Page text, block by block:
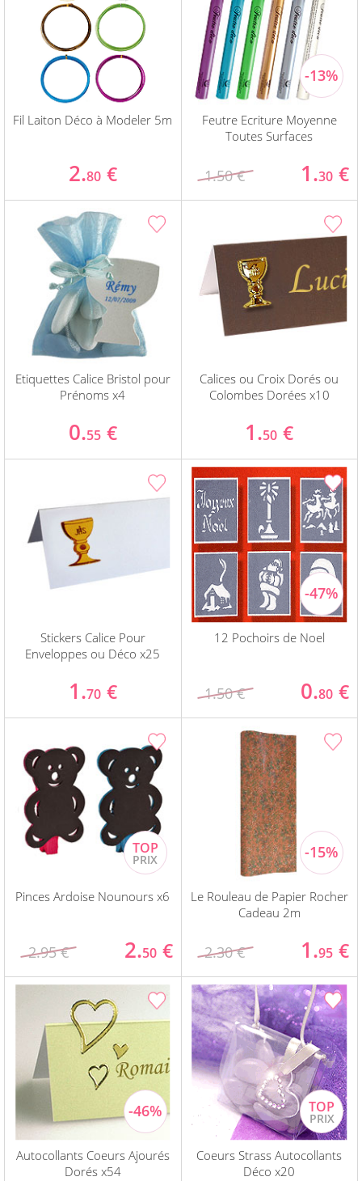
Fil Laiton Déco à Modeler 5m
2.80 €
Feutre Ecriture Moyenne
Toutes Surfaces
1.50 € 1.30 €
Etiquettes Calice Bristol pour
Prénoms x4
0.55 €
Calices ou Croix Dorés ou
Colombes Dorées x10
1.50 €
Stickers Calice Pour
Enveloppes ou Déco x25
1.70 €
12 Pochoirs de Noel
1.50 € 0.80 €
Pinces Ardoise Nounours x6
2.95 € 2.50 €
Le Rouleau de Papier Rocher
Cadeau 2m
2.30 € 1.95 €
Autocollants Coeurs Ajourés
Dorés x54
Coeurs Strass Autocollants
Déco x20